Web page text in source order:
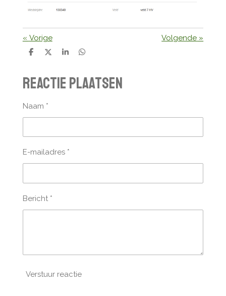
« Vorige Volgende »
D
e
n
D
l
S
r
e
D
e
n
Reactie plaatsen
Naam *
E-mailadres *
Bericht *
Verstuur reactie